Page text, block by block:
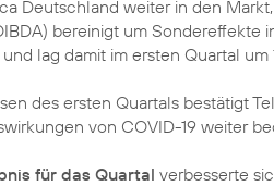
Deutschland weiter in den
bereinigt um Sondereffekte
lag damit im ersten Quartal
des ersten Quartals bestätigt
von COVID-19 weiter
für das Quartal verbesserte